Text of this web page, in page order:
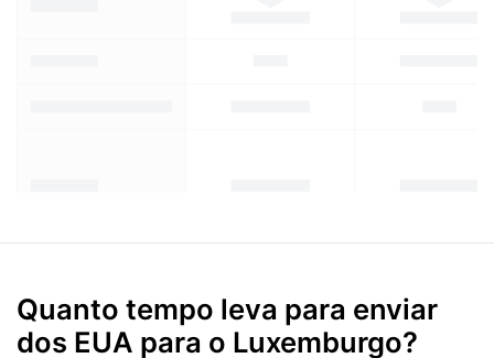
Quanto tempo leva para enviar
dos EUA para o Luxemburgo?